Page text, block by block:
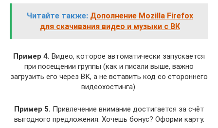
Читайте также: Дополнение Mozilla Firefox
для скачивания видео и музыки с ВК
Пример 4. Видео, которое автоматически запускается
при посещении группы (как и писали выше, важно
загрузить его через ВК, а не вставить код со стороннего
видеохостинга).
Пример 5. Привлечение внимание достигается за счёт
выгодного предложения: Хочешь бонус? Оформи карту.